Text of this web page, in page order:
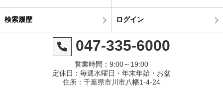
検索履歴 ログイン
047-335-6000
営業時間：9:00～19:00
定休日：毎週水曜日・年末年始・お盆
住所：千葉県市川市八幡1-4-24